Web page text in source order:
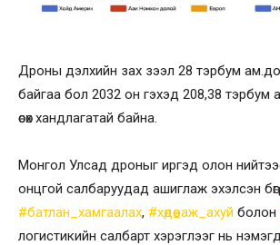
Дроны дэлхийн зах зээл 28 тэрбум
байгаа бол 2032 он гэхэд 208,38
өсөх хандлагатай байна.
Монгол Улсад дроныг иргэд олон
онцгой салбаруудад ашиглаж эхэлсэн
#батлан_хамгаалах, #хөдөө_аж_ахуй болон
логистикийн салбарт хэрэглээг нь